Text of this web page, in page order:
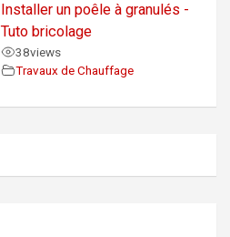
Installer un poêle à granulés -
Tuto bricolage
38views
Travaux de Chauffage